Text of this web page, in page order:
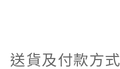
送貨及付款方式